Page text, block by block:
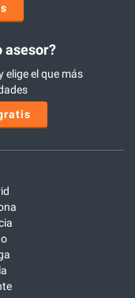
asesor?
elige el que más